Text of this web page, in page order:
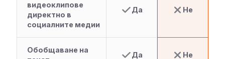
видеоклипове
директно в
социалните медии
Да Не
Обобщаване на
Да Не